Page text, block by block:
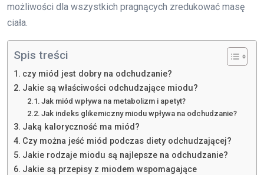
możliwości dla wszystkich pragnących zredukować masę
ciała.
Spis treści
czy miód jest dobry na odchudzanie?
Jakie są właściwości odchudzające miodu?
Jak miód wpływa na metabolizm i apetyt?
Jak indeks glikemiczny miodu wpływa na odchudzanie?
Jaką kaloryczność ma miód?
Czy można jeść miód podczas diety odchudzającej?
Jakie rodzaje miodu są najlepsze na odchudzanie?
Jakie są przepisy z miodem wspomagające